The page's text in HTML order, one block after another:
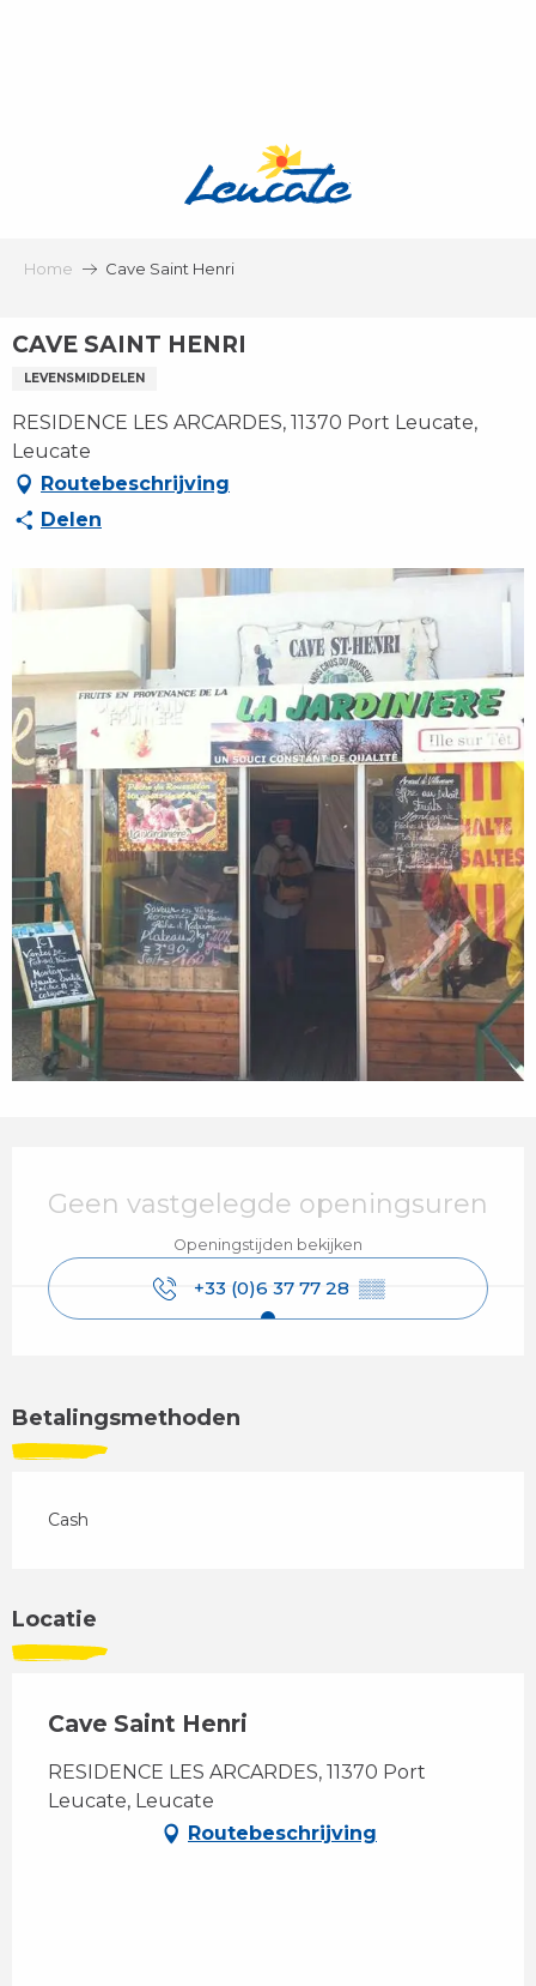
Home Cave Saint Henri
CAVE SAINT HENRI
LEVENSMIDDELEN
RESIDENCE LES ARCARDES, 11370 Port Leucate,
Leucate
Routebeschrijving
Delen
Geen vastgelegde openingsuren
Openingstijden bekijken
+33 (0)6 37 77 28 ▒▒
Betalingsmethoden
Cash
Locatie
Cave Saint Henri
RESIDENCE LES ARCARDES, 11370 Port
Leucate, Leucate
Routebeschrijving